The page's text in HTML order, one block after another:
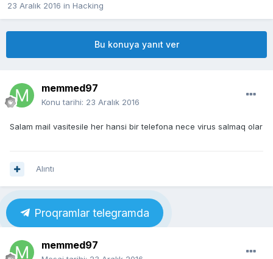
23 Aralık 2016 in Hacking
Bu konuya yanıt ver
memmed97
Konu tarihi: 23 Aralık 2016
Salam mail vasitesile her hansi bir telefona nece virus salmaq olar
Alıntı
Proqramlar telegramda
memmed97